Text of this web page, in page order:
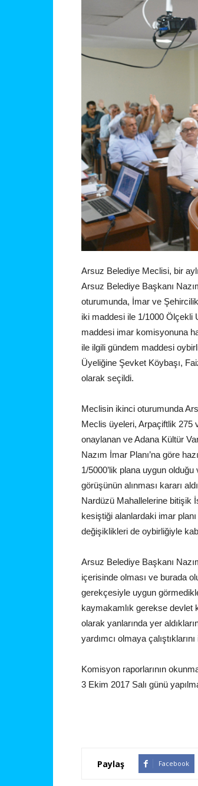
Arsuz Belediye Meclisi, bir
Arsuz Belediye Başkanı
oturumunda, İmar ve
iki maddesi ile 1/1000 Ölçekli
maddesi imar komisyonuna
ile ilgili gündem maddesi
Üyeliğine Şevket Köybaşı,
olarak seçildi.
Meclisin ikinci oturumunda
Meclis üyeleri, Arpaçiftlik 275
onaylanan ve Adana Kültür
Nazım İmar Planı’na göre
1/5000’lik plana uygun
görüşünün alınması kararı
Nardüzü Mahallelerine bitişik
kesiştiği alanlardaki imar
değişiklikleri de oybirliğiyle
Arsuz Belediye Başkanı
içerisinde olması ve burada
gerekçesiyle uygun
kaymakamlık gerekse devlet
olarak yanlarında yer
yardımcı olmaya
Komisyon raporlarının
3 Ekim 2017 Salı günü
Paylaş Facebook